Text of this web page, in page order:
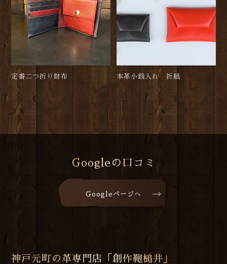
定番二つ折り財布 本革小銭入れ 折紙
Googleの口コミ
Googleページへ
神戸元町の革専門店「創作鞄槌井」